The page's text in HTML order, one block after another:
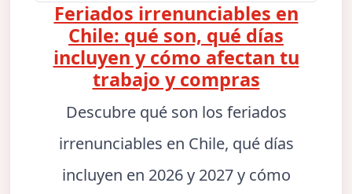
Feriados irrenunciables en
Chile: qué son, qué días
incluyen y cómo afectan tu
trabajo y compras
Descubre qué son los feriados
irrenunciables en Chile, qué días
incluyen en 2026 y 2027 y cómo